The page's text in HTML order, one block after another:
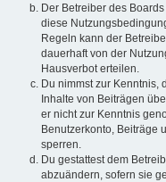
Der Betreiber des
diese
Regeln kann der
dauerhaft von der
Hausverbot erteilen.
Du nimmst zur Kenntnis,
Inhalte von Beiträgen
er nicht zur Kenntnis
Benutzerkonto, Beiträge
sperren.
Du gestattest dem
abzuändern, sofern sie